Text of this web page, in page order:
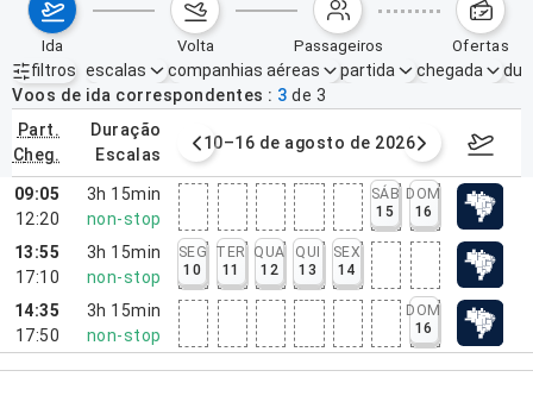
ida volta passageiros ofertas
filtros
Filtros ativos nenhum
escalas companhias aéreas partida chegada
Voos de ida correspondentes
3 de 3
part.
cheg.
duração
escalas
agosto de 2026 10–16 de agosto de 2026 17–23
09:05
12:20
3h 15min
non-stop
SÁB
15
DOM
16
13:55
17:10
3h 15min
non-stop
SEG
10
TER
11
QUA
12
QUI
13
SEX
14
14:35
17:50
3h 15min
non-stop
DOM
16